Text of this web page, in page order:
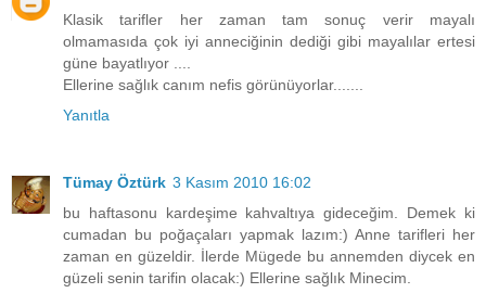
Klasik tarifler her zaman tam sonuç verir mayalı
olmamasıda çok iyi anneciğinin dediği gibi mayalılar ertesi
güne bayatlıyor ....
Ellerine sağlık canım nefis görünüyorlar.......
Yanıtla
Tümay Öztürk 3 Kasım 2010 16:02
bu haftasonu kardeşime kahvaltıya gideceğim. Demek ki
cumadan bu poğaçaları yapmak lazım:) Anne tarifleri her
zaman en güzeldir. İlerde Mügede bu annemden diycek en
güzeli senin tarifin olacak:) Ellerine sağlık Minecim.